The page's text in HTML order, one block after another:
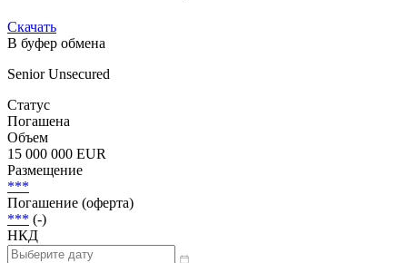
Скачать
В буфер обмена
Senior Unsecured
Статус
Погашена
Объем
15 000 000 EUR
Размещение
***
Погашение (оферта)
*** (-)
НКД